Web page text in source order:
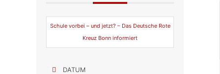
Schule vorbei – und jetzt? – Das Deutsche Rote
Kreuz Bonn informiert
DATUM